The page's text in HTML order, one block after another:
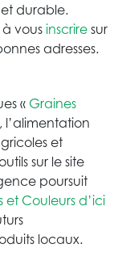
durable.
à vousinscrire sur
adresses.
« Graines
l’alimentation
et
sur le site
poursuit
et Couleurs d’ici
locaux.